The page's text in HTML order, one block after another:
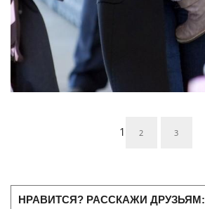
1 2 3
НРАВИТСЯ? РАССКАЖИ ДРУЗЬЯМ: